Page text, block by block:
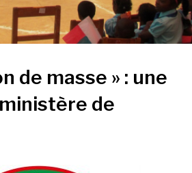
de masse » : une
de